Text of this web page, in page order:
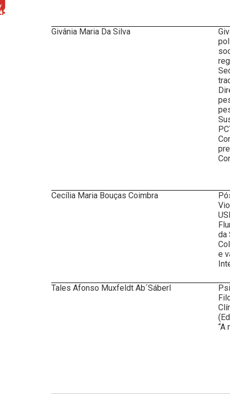
Givânia Maria Da Silva
Cecília Maria Bouças Coimbra
da
e
Tales Afonso Muxfeldt Ab´Sáberl
“A